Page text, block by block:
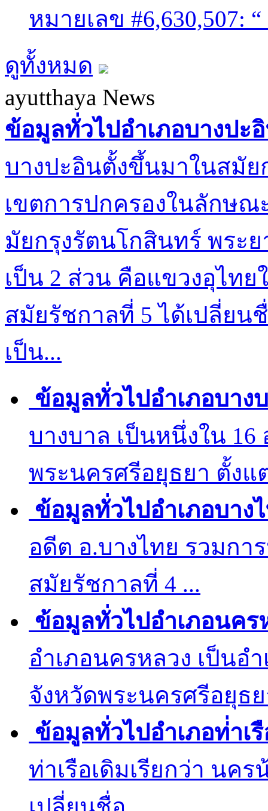
หมายเลข
ดูทั้งหมด
ayutthaya News
ข้อมูลทั่วไปอำเภอบางปะ
บางปะอินตั้งขึ้นมาในสมัย
เขตการปกครองในลักษณ
มัยกรุงรัตนโกสินทร์ พระ
เป็น 2 ส่วน คือแขวงอุไท
สมัยรัชกาลที่ 5 ได้เปลี่ยน
เป็น...
ข้อมูลทั่วไปอำเภอบาง
บางบาล เป็นหนึ่งใน 16
พระนครศรีอยุธยา ตั้งแ
ข้อมูลทั่วไปอำเภอบาง
อดีต อ.บางไทย รวมกา
สมัยรัชกาลที่ 4 ...
ข้อมูลทั่วไปอำเภอนคร
อำเภอนครหลวง เป็นอ
จังหวัดพระนครศรีอยุธ
ข้อมูลทั่วไปอำเภอท่่าเ
ท่าเรือเดิมเรียกว่า นค